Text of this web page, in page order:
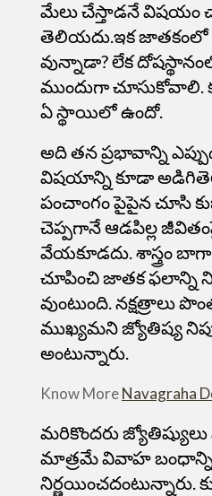
మేలు చేస్తాడనే విషయం
తెలియదు.ఇక జాతకంలో
వున్నాడా? లేక
ముందుగా చూసుకోవాలి.
ఏ స్థాయిలో ఉందో.
అది తన ప్రభావాన్ని
విషయాన్ని కూడా
పంచాంగం పైపైన చూసి
చెప్పగానే ఆడపిల్ల
వేయకూడదు. శాస్త్రం
చూపించి జాతక ఫలాన్ని
వుంటుంది. నక్షత్రాలు
ముఖ్యమని జ్యోతిష్య
అంటున్నారు.
Know MoreNavagraha
మరికొందరు జ్యోతిష్యులు
మాత్రమే వివాహ
నిర్ణయించదంటున్నారు.